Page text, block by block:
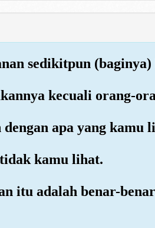
sedikitpun
kecuali orang-
apa yang kamu
kamu lihat.
itu adalah benar-